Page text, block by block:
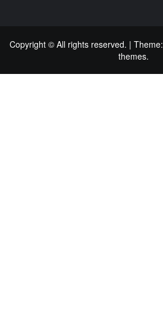
Copyright © All rights reserved. | Theme:
themes.